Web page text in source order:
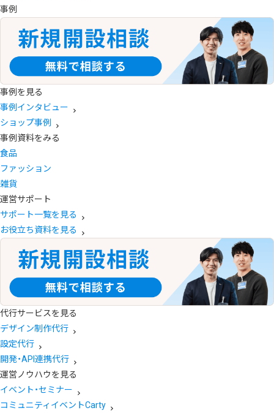
事例
事例を見る
事例インタビュー
ショップ事例
事例資料をみる
食品
ファッション
雑貨
運営サポート
サポート一覧を見る
お役立ち資料を見る
代行サービスを見る
デザイン制作代行
設定代行
開発・API連携代行
運営ノウハウを見る
イベント・セミナー
コミュニティイベントCarty